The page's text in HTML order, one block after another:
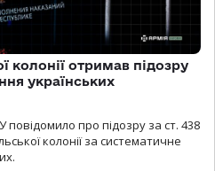
колонії отримав підозру
українських
повідомило про підозру за ст. 438
колонії за систематичне